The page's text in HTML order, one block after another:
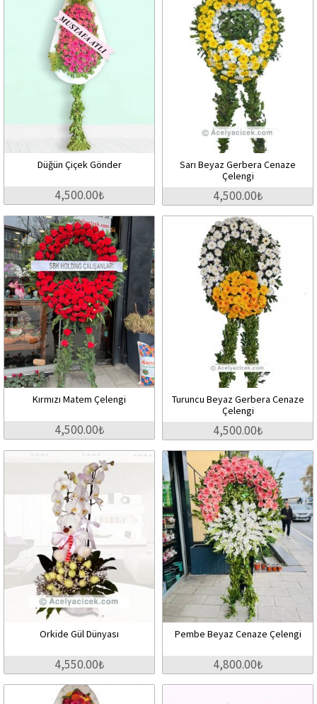
Düğün Çiçek Gönder
4,500.00₺
Sarı Beyaz Gerbera Cenaze
Çelengi
4,500.00₺
Kırmızı Matem Çelengi
4,500.00₺
Turuncu Beyaz Gerbera Cenaze
Çelengi
4,500.00₺
Orkide Gül Dünyası
4,550.00₺
Pembe Beyaz Cenaze Çelengi
4,800.00₺